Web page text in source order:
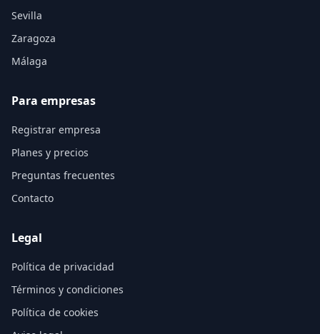
Sevilla
Zaragoza
Málaga
Para empresas
Registrar empresa
Planes y precios
Preguntas frecuentes
Contacto
Legal
Política de privacidad
Términos y condiciones
Política de cookies